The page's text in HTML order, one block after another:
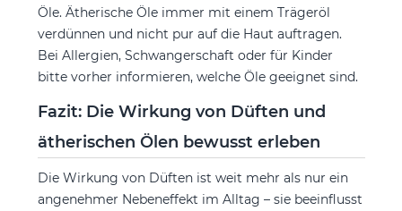
Öle. Ätherische Öle immer mit einem Trägeröl
verdünnen und nicht pur auf die Haut auftragen.
Bei Allergien, Schwangerschaft oder für Kinder
bitte vorher informieren, welche Öle geeignet sind.
Fazit: Die Wirkung von Düften und
ätherischen Ölen bewusst erleben
Die Wirkung von Düften ist weit mehr als nur ein
angenehmer Nebeneffekt im Alltag – sie beeinflusst